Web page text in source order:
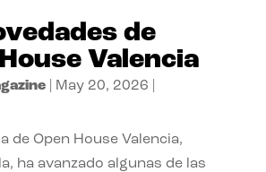
de
Valencia
| May 20, 2026
de Open House Valencia,
ha avanzado algunas de las